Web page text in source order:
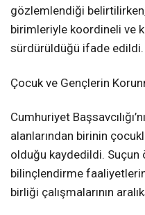
gözlemlendiği
birimleriyle koordineli ve
sürdürüldüğü ifade edildi.
Çocuk ve Gençlerin
Cumhuriyet
alanlarından birinin
olduğu kaydedildi. Suçun
bilinçlendirme
birliği çalışmalarının